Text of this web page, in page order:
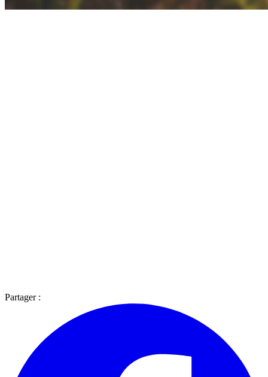
Partager :